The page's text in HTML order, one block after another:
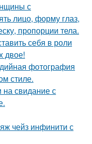
Стильная одежда
для среднего
с
лицо, форму глаз,
пропорции тела.
себя в роли
двое!
фотография
стиле.
свидание с
чейз инфинити с